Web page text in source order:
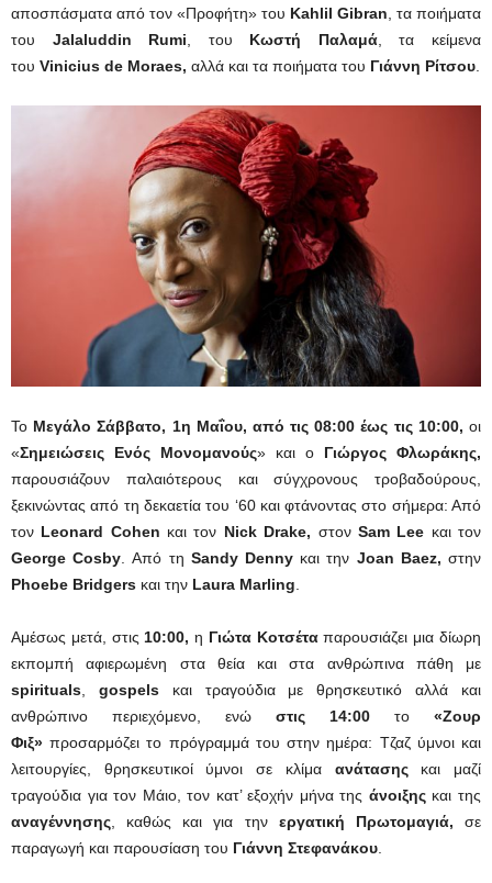
αποσπάσματα από τον «Προφήτη» του Kahlil Gibran , τα ποιήματα
του Jalaluddin Rumi , του Κωστή Παλαμά, τα κείμενα
του Vinicius de Moraes, αλλά και τα ποιήματα του Γιάννη Ρίτσου
Το Μεγάλο Σάββατο, 1η Μαΐου, από τις 08:00 έως τις 10:00, οι
«Σημειώσεις Ενός Μονομανούς» και ο Γιώργος Φλωράκης,
παρουσιάζουν παλαιότερους και σύγχρονους τροβαδούρους,
ξεκινώντας από τη δεκαετία του ‘60 και φτάνοντας στο σήμερα: Από
τον Leonard Cohen και τον Nick Drake, στον Sam Lee και τον
George Cosby. Από τη Sandy Denny και την Joan Baez, στην
Phoebe Bridgers και την Laura Marling.
Αμέσως μετά, στις10:00, η Γιώτα Κοτσέταπαρουσιάζει μια δίωρη
εκπομπή αφιερωμένη στα θεία και στα ανθρώπινα πάθη με
spirituals, gospelsκαι τραγούδια με θρησκευτικό αλλά και
ανθρώπινο περιεχόμενο, ενώ στις 14:00 το «Ζουρ
Φιξ» προσαρμόζει το πρόγραμμά του στην ημέρα: Τζαζ ύμνοι και
λειτουργίες, θρησκευτικοί ύμνοι σε κλίμα ανάτασηςκαι μαζί
τραγούδια για τον Μάιο, τον κατ’ εξοχήν μήνα της άνοιξηςκαι της
αναγέννησης, καθώς και για την εργατική Πρωτομαγιά, σε
παραγωγή και παρουσίαση του Γιάννη Στεφανάκου.